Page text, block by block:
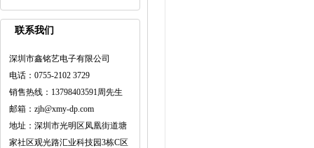
联系我们
深圳市鑫铭艺电子有限公司
电话：0755-2102 3729
销售热线：13798403591周先生
邮箱：zjh@xmy-dp.com
地址：深圳市光明区凤凰街道塘
家社区观光路汇业科技园3栋C区